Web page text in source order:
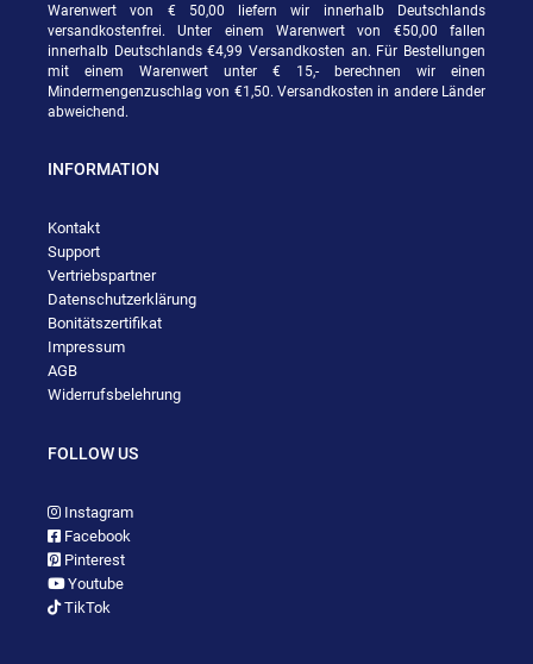
Warenwert von € 50,00 liefern wir innerhalb Deutschlands
versandkostenfrei. Unter einem Warenwert von €50,00 fallen
innerhalb Deutschlands €4,99 Versandkosten an. Für Bestellungen
mit einem Warenwert unter € 15,- berechnen wir einen
Mindermengenzuschlag von €1,50. Versandkosten in andere Länder
abweichend.
INFORMATION
Kontakt
Support
Vertriebspartner
Datenschutzerklärung
Bonitätszertifikat
Impressum
AGB
Widerrufsbelehrung
FOLLOW US
Instagram
Facebook
Pinterest
Youtube
TikTok